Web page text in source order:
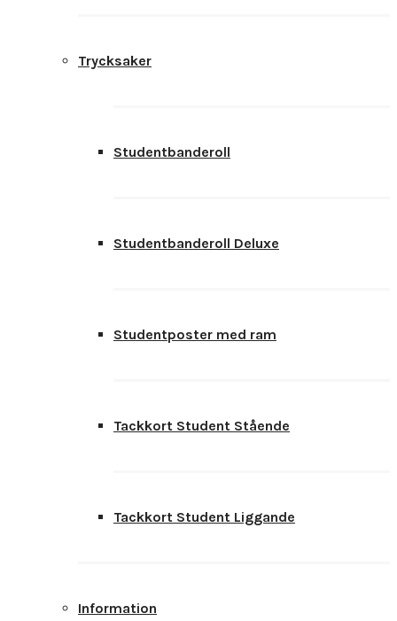
Trycksaker
Studentbanderoll
Studentbanderoll Deluxe
Studentposter med ram
Tackkort Student Stående
Tackkort Student Liggande
Information